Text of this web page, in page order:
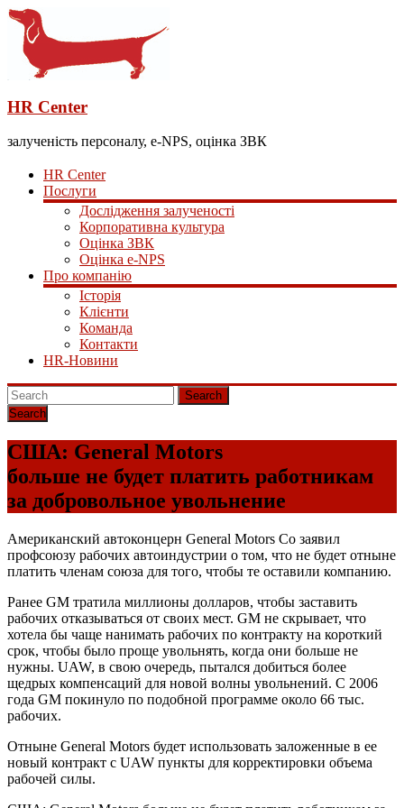
HR Center
залученість персоналу, e-NPS, оцінка ЗВК
HR Center
Послуги
Дослідження залученості
Корпоративна культура
Оцінка ЗВК
Оцінка e-NPS
Про компанію
Історія
Клієнти
Команда
Контакти
HR-Новини
Search
США: General Motors
больше не будет платить работникам
за добровольное увольнение
Американский автоконцерн General Motors Co заявил
профсоюзу рабочих автоиндустрии о том, что не будет отныне
платить членам союза для того, чтобы те оставили компанию.
Ранее GM тратила миллионы долларов, чтобы заставить
рабочих отказываться от своих мест. GM не скрывает, что
хотела бы чаще нанимать рабочих по контракту на короткий
срок, чтобы было проще увольнять, когда они больше не
нужны. UAW, в свою очередь, пытался добиться более
щедрых компенсаций для новой волны увольнений. С 2006
года GM покинуло по подобной программе около 66 тыс.
рабочих.
Отныне General Motors будет использовать заложенные в ее
новый контракт с UAW пункты для корректировки объема
рабочей силы.